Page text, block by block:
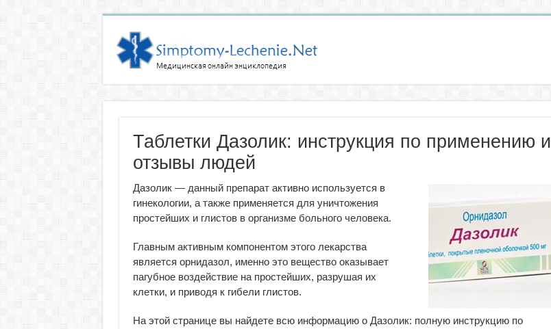
Таблетки Дазолик: инструкция по применению и
отзывы людей
Дазолик — данный препарат активно используется в
гинекологии, а также применяется для уничтожения
простейших и глистов в организме больного человека.
Главным активным компонентом этого лекарства
является орнидазол, именно это вещество оказывает
пагубное воздействие на простейших, разрушая их
клетки, и приводя к гибели глистов.
На этой странице вы найдете всю информацию о Дазолик: полную инструкцию по